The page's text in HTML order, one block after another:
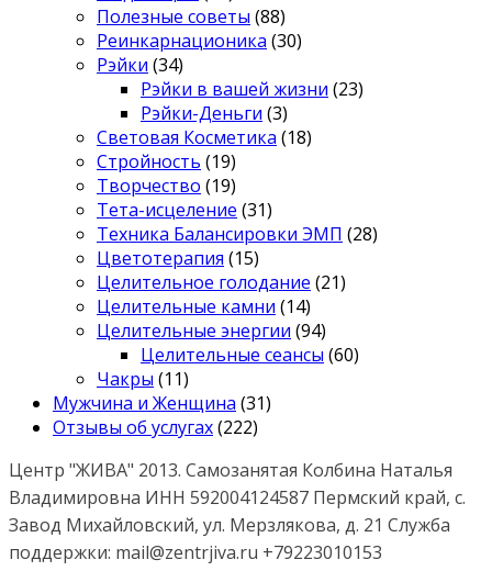
Полезные советы (88)
Реинкарнационика (30)
Рэйки (34)
Рэйки в вашей жизни (23)
Рэйки-Деньги (3)
Световая Косметика (18)
Стройность (19)
Творчество (19)
Тета-исцеление (31)
Техника Балансировки ЭМП (28)
Цветотерапия (15)
Целительное голодание (21)
Целительные камни (14)
Целительные энергии (94)
Целительные сеансы (60)
Чакры (11)
Мужчина и Женщина (31)
Отзывы об услугах(222)
Центр "ЖИВА" 2013. Самозанятая Колбина Наталья
Владимировна ИНН 592004124587 Пермский край, с.
Завод Михайловский, ул. Мерзлякова, д. 21 Служба
поддержки: mail@zentrjiva.ru +79223010153